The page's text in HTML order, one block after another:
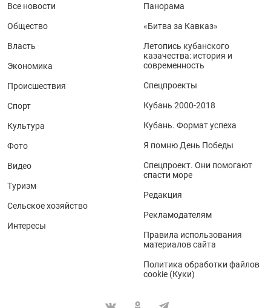
Все новости
Общество
Власть
Экономика
Происшествия
Спорт
Культура
Фото
Видео
Туризм
Сельское хозяйство
Интересы
Панорама
«Битва за Кавказ»
Летопись кубанского
казачества: история и
современность
Спецпроекты
Кубань 2000-2018
Кубань. Формат успеха
Я помню День Победы
Спецпроект. Они помогают
спасти море
Редакция
Рекламодателям
Правила использования
материалов сайта
Политика обработки файлов
cookie (Куки)